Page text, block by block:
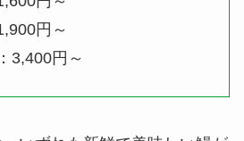
円～
3,400円～